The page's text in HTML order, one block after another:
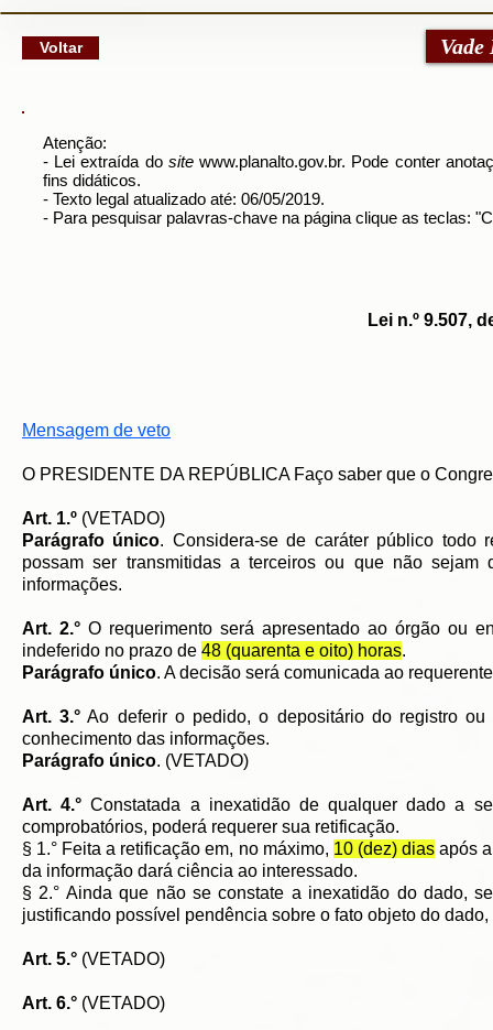
Voltar
Atenção:
- Lei extraída do site www.planalto.gov.br. Pode conter
fins didáticos.
- Texto legal atualizado até: 06/05/2019.
- Para pesquisar palavras-chave na página clique as teclas:
Lei n.º 9.507,
Mensagem de veto
O PRESIDENTE DA REPÚBLICA Faço saber que o
Art. 1.º (VETADO)
Parágrafo único. Considera-se de caráter público todo
possam ser transmitidas a terceiros ou que não
informações.
Art. 2.°O requerimento será apresentado ao órgão ou
indeferido no prazo de 48 (quarenta e oito) horas.
Parágrafo único. A decisão será comunicada ao
Art. 3.° Ao deferir o pedido, o depositário do registro
conhecimento das informações.
Parágrafo único. (VETADO)
Art. 4.° Constatada a inexatidão de qualquer dado a
comprobatórios, poderá requerer sua retificação.
§ 1.° Feita a retificação em, no máximo, 10 (dez) diasapós a
da informação dará ciência ao interessado.
§ 2.° Ainda que não se constate a inexatidão do dado,
justificando possível pendência sobre o fato objeto do
Art. 5.° (VETADO)
Art. 6.° (VETADO)